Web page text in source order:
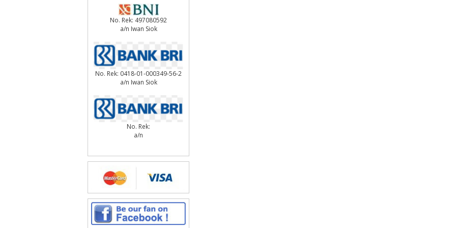
No. Rek: 497080592
a/n Iwan Siok
No. Rek: 0418-01-000349-56-2
a/n Iwan Siok
No. Rek:
a/n